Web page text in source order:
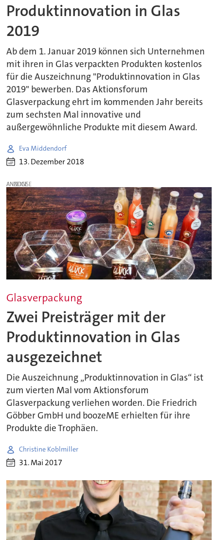
Produktinnovation in Glas
2019
Ab dem 1. Januar 2019 können sich Unternehmen
mit ihren in Glas verpackten Produkten kostenlos
für die Auszeichnung "Produktinnovation in Glas
2019" bewerben. Das Aktionsforum
Glasverpackung ehrt im kommenden Jahr bereits
zum sechsten Mal innovative und
außergewöhnliche Produkte mit diesem Award.
Eva Middendorf
13. Dezember 2018
ANZEIGE
Glasverpackung
Zwei Preisträger mit der
Produktinnovation in Glas
ausgezeichnet
Die Auszeichnung „Produktinnovation in Glas“ ist
zum vierten Mal vom Aktionsforum
Glasverpackung verliehen worden. Die Friedrich
Göbber GmbH und boozeME erhielten für ihre
Produkte die Trophäen.
Christine Koblmiller
31. Mai 2017